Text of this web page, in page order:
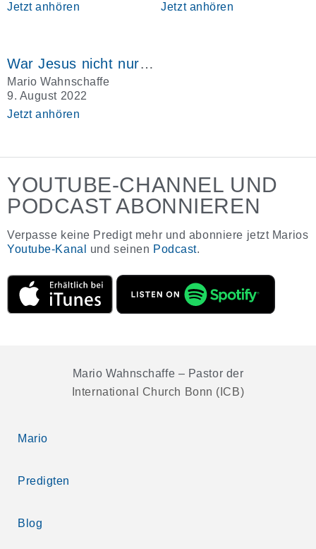
Jetzt anhören
Jetzt anhören
War Jesus nicht nur ein Mensch?
Mario Wahnschaffe
9. August 2022
Jetzt anhören
YOUTUBE-CHANNEL UND
PODCAST ABONNIEREN
Verpasse keine Predigt mehr und abonniere jetzt Marios
Youtube-Kanal
und seinen Podcast.
Mario Wahnschaffe – Pastor der
International Church Bonn (ICB)
Mario
Predigten
Blog